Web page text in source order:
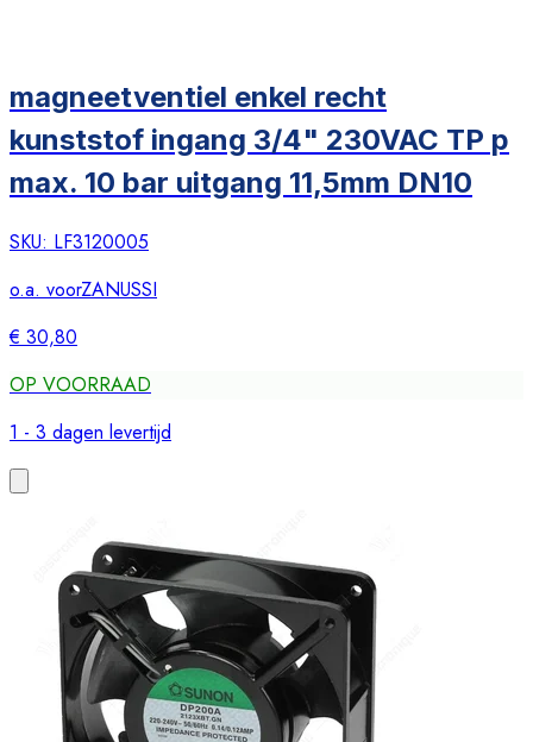
magneetventiel enkel recht
kunststof ingang 3/4" 230VAC TP p
max. 10 bar uitgang 11,5mm DN10
SKU: LF3120005
o.a. voorZANUSSI
€ 30,80
OP VOORRAAD
1 - 3 dagen levertijd